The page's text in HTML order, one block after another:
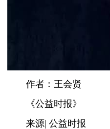
作者：王会贤
《公益时报》
来源| 公益时报